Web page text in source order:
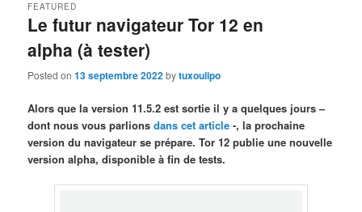
Le futur navigateur Tor 12 en
alpha (à tester)
FEATURED
Posted on13 septembre 2022bytuxoulipo
Alors que la version 11.5.2 est sortie il y a quelques jours –
dont nous vous parlionsdans cet article -, la prochaine
version du navigateur se prépare. Tor 12 publie une nouvelle
version alpha, disponible à fin de tests.